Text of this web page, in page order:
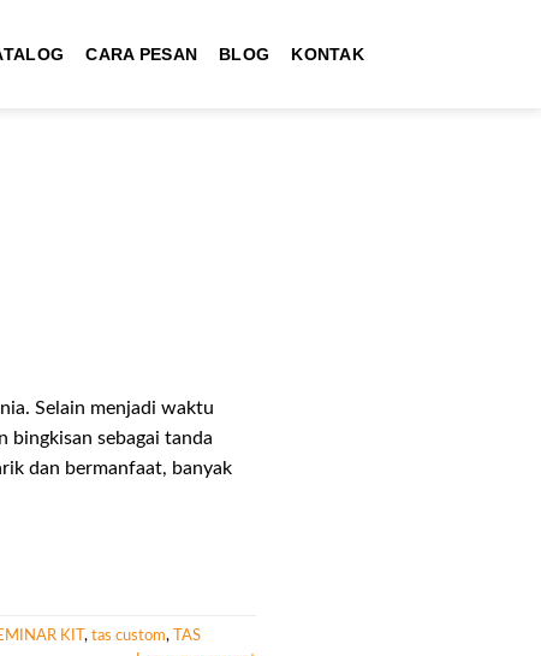
CARA PESAN BLOG KONTAK
Selain menjadi waktu
bingkisan sebagai tanda
dan bermanfaat, banyak
KIT , tas custom,
TAS